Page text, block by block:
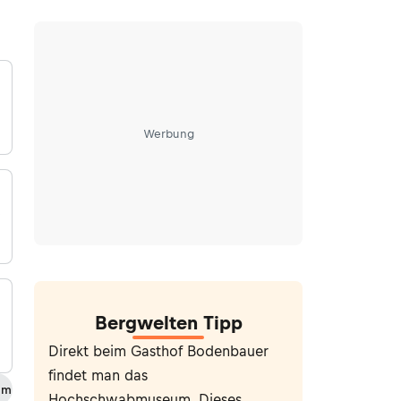
Werbung
Bergwelten Tipp
Direkt beim Gasthof Bodenbauer
findet man das